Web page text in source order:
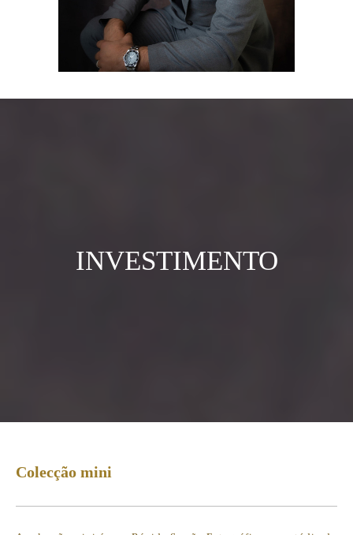
INVESTIMENTO
Colecção mini